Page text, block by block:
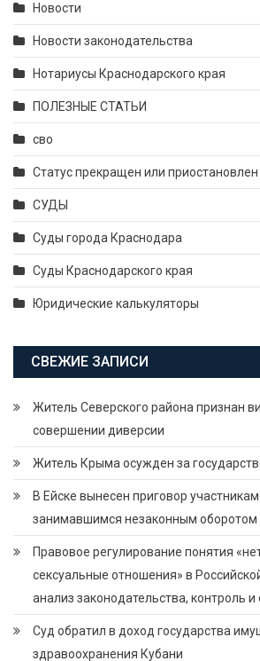
Новости
Новости законодательства
Нотариусы Краснодарского края
ПОЛЕЗНЫЕ СТАТЬИ
сво
Статус прекращен или приостановлен
СУДЫ
Суды города Краснодара
Суды Краснодарского края
Юридические калькуляторы
СВЕЖИЕ ЗАПИСИ
Житель Северского района признан
совершении диверсии
Житель Крыма осужден за
В Ейске вынесен приговор
занимавшимся незаконным оборотом
Правовое регулирование понятия
сексуальные отношения» в
анализ законодательства, контроль и
Суд обратил в доход государства
здравоохранения Кубани